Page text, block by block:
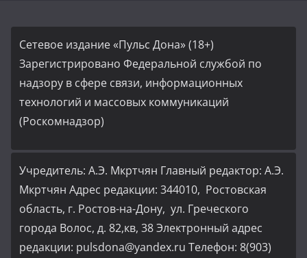
Сетевое издание «Пульс Дона» (18+)
Зарегистрировано Федеральной службой по
надзору в сфере связи, информационных
технологий и массовых коммуникаций
(Роскомнадзор)
Учредитель: А.Э. Мкртчян Главный редактор: А.Э.
Мкртчян Адрес редакции: 344010, Ростовская
область, г. Ростов-на-Дону, ул. Греческого
города Волос, д. 82,кв, 38 Электронный адрес
редакции: pulsdona@yandex.ru Телефон: 8(903)